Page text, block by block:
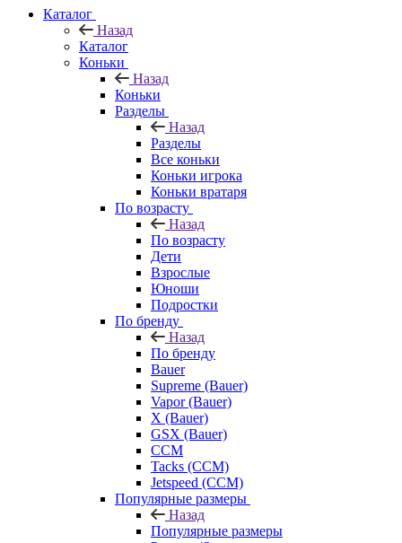
Каталог
Назад
Каталог
Коньки
Назад
Коньки
Разделы
Назад
Разделы
Все коньки
Коньки игрока
Коньки вратаря
По возрасту
Назад
По возрасту
Дети
Взрослые
Юноши
Подростки
По бренду
Назад
По бренду
Bauer
Supreme (Bauer)
Vapor (Bauer)
X (Bauer)
GSX (Bauer)
CCM
Tacks (CCM)
Jetspeed (CCM)
Популярные размеры
Назад
Популярные размеры